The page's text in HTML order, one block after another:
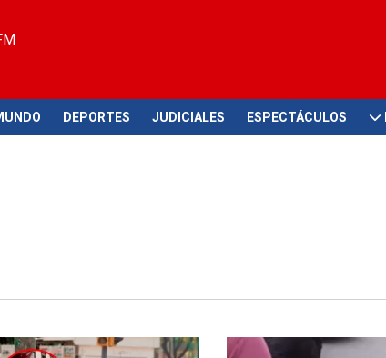
DEPORTES JUDICIALES ESPECTÁCULOS
vehículos menores Lamentable